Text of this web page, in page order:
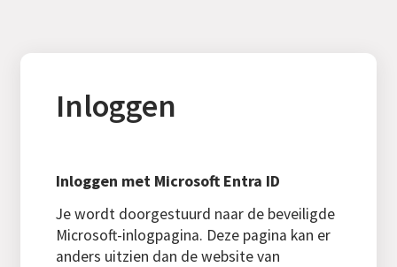
Inloggen
Inloggen met Microsoft Entra ID
Je wordt doorgestuurd naar de beveiligde
Microsoft-inlogpagina. Deze pagina kan er
anders uitzien dan de website van